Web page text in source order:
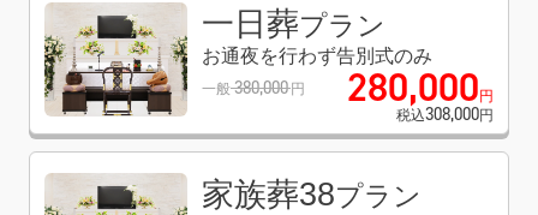
一日葬プラン
お通夜を行わず告別式のみ
一般380,000 円 280,000円
税込308,000円
家族葬38プラン